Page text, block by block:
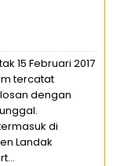
15 Februari 2017
tercatat
dengan
di
Landak